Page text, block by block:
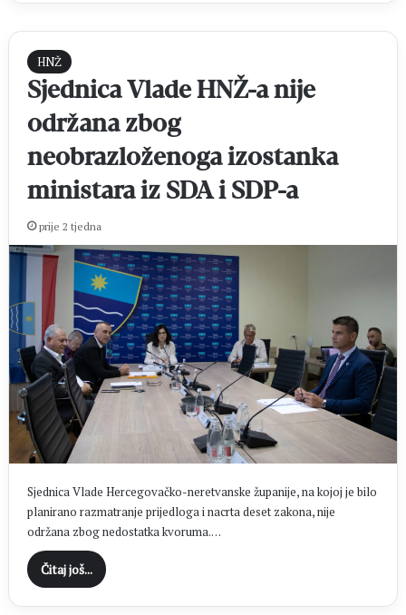
HNŽ
Sjednica Vlade HNŽ-a nije
održana zbog
neobrazloženoga izostanka
ministara iz SDA i SDP-a
prije 2 tjedna
Sjednica Vlade Hercegovačko-neretvanske županije, na kojoj je bilo
planirano razmatranje prijedloga i nacrta deset zakona, nije
održana zbog nedostatka kvoruma.…
Čitaj još...